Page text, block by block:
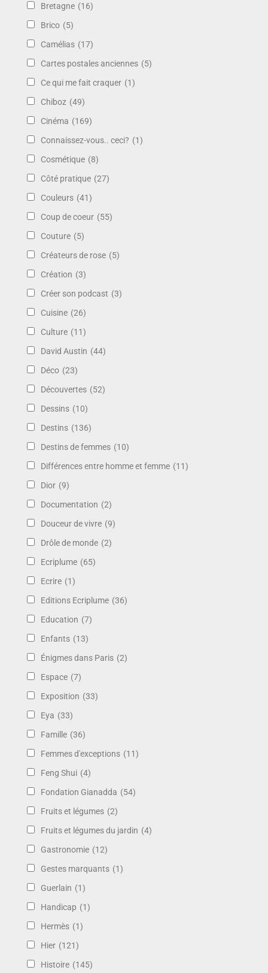
Bretagne (16)
Brico (5)
Camélias (17)
Cartes postales anciennes (5)
Ce qui me fait craquer (1)
Chiboz (49)
Cinéma (169)
Connaissez-vous.. ceci? (1)
Cosmétique (8)
Côté pratique (27)
Couleurs (41)
Coup de coeur (55)
Couture (5)
Créateurs de rose (5)
Création (3)
Créer son podcast (3)
Cuisine (26)
Culture (11)
David Austin (44)
Déco (23)
Découvertes (52)
Dessins (10)
Destins (136)
Destins de femmes (10)
Différences entre homme et femme (11)
Dior (9)
Documentation (2)
Douceur de vivre (9)
Drôle de monde (2)
Ecriplume (65)
Ecrire (1)
Editions Ecriplume (36)
Education (7)
Enfants (13)
Énigmes dans Paris (2)
Espace (7)
Exposition (33)
Eya (33)
Famille (36)
Femmes d'exceptions (11)
Feng Shui (4)
Fondation Gianadda (54)
Fruits et légumes (2)
Fruits et légumes du jardin (4)
Gastronomie (12)
Gestes marquants (1)
Guerlain (1)
Handicap (1)
Hermès (1)
Hier (121)
Histoire (145)